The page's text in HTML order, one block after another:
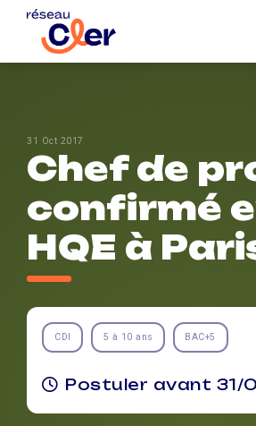
31 Oct 2017
Chef de
confirmé
HQE à
CDI 5 à 10 ans BAC+5
Postuler avant 31/